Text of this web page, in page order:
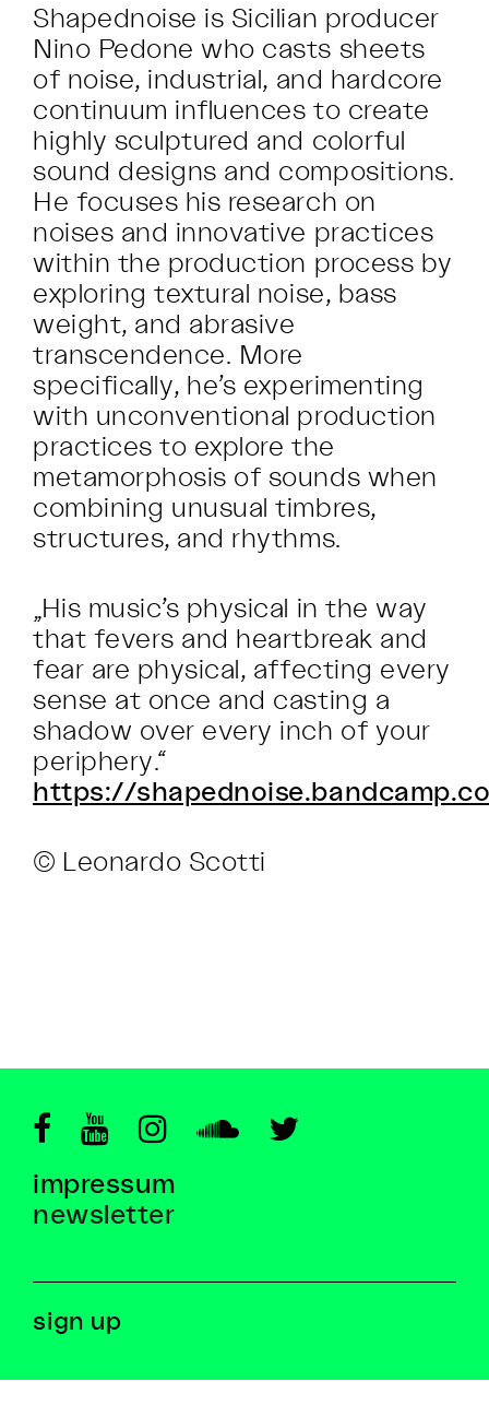
Shapednoise is Sicilian producer
Nino Pedone who casts sheets
of noise, industrial, and hardcore
continuum influences to create
highly sculptured and colorful
sound designs and compositions.
He focuses his research on
noises and innovative practices
within the production process by
exploring textural noise, bass
weight, and abrasive
transcendence. More
specifically, he’s experimenting
with unconventional production
practices to explore the
metamorphosis of sounds when
combining unusual timbres,
structures, and rhythms.
„His music’s physical in the way
that fevers and heartbreak and
fear are physical, affecting every
sense at once and casting a
shadow over every inch of your
periphery.“
https://
© Leonardo Scotti
impressum
newsletter